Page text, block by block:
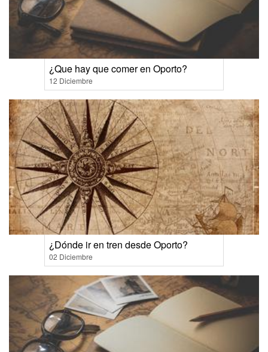
¿Que hay que comer en Oporto?
12 Diciembre
¿Dónde ir en tren desde Oporto?
02 Diciembre